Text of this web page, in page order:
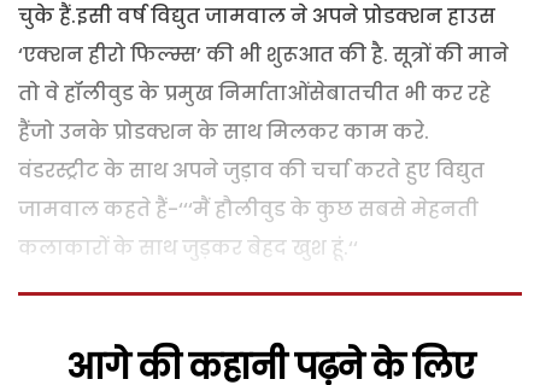
चुके हैं.इसी वर्ष विद्युत जामवाल ने अपने प्रोडक्शन हाउस
‘एक्शन हीरो फिल्म्स’ की भी शुरूआत की है. सूत्रों की माने
तो वे हॉलीवुड के प्रमुख निर्माताओंसेबातचीत भी कर रहे
हैंजो उनके प्रोडक्शन के साथ मिलकर काम करे.
वंडरस्ट्रीट के साथ अपने जुड़ाव की चर्चा करते हुए विद्युत
जामवाल कहते हैं-‘‘‘मैं हौलीवुड के कुछ सबसे मेहनती
कलाकारों के साथ जुड़कर बेहद खुश हूं.‘‘
आगे की कहानी पढ़ने के लिए